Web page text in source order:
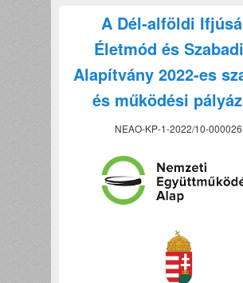
A Dél-alföldi
Életmód és
Alapítvány 2022-es
és működési
NEAO-KP-1-2022/10-000026